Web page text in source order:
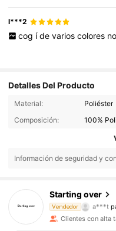
l***2
cog íde varios colores no
Detalles Del Producto
Material:
Poliéster
Composición:
100%
Información de seguridad y
Starting over
Vendedor
4,86
a***t
4,86
Clientes con alta